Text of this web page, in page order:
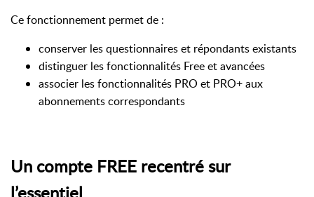
Ce fonctionnement permet de :
conserver les questionnaires et répondants existants
distinguer les fonctionnalités Free et avancées
associer les fonctionnalités PRO et PRO+ aux
abonnements correspondants
Un compte FREE recentré sur